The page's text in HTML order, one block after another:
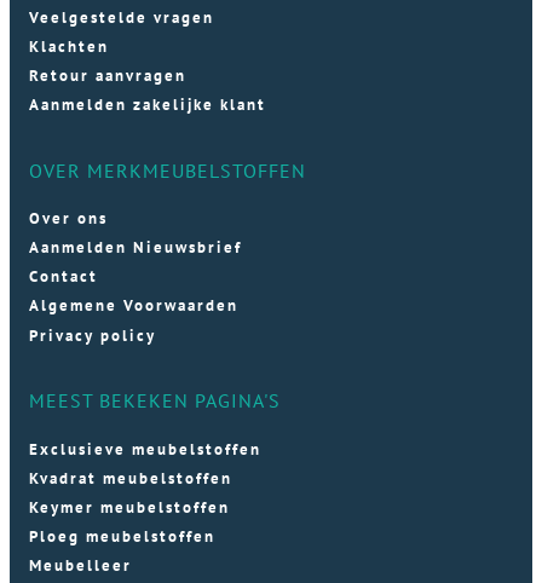
Veelgestelde vragen
Klachten
Retour aanvragen
Aanmelden zakelijke klant
OVER MERKMEUBELSTOFFEN
Over ons
Aanmelden Nieuwsbrief
Contact
Algemene Voorwaarden
Privacy policy
MEEST BEKEKEN PAGINA'S
Exclusieve meubelstoffen
Kvadrat meubelstoffen
Keymer meubelstoffen
Ploeg meubelstoffen
Meubelleer